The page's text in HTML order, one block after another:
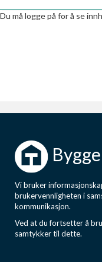
Boligmappa+
Du må logge på for å se
Vi bruker
brukervennligheten i
kommunikasjon.
Ved at du fortsetter å
samtykker til dette.